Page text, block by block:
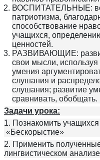
ВОСПИТАТЕЛЬНЫЕ:
патриотизма,
способствование
учащихся,
ценностей.
РАЗВИВАЮЩИЕ:
свои мысли,
умения
слушания и
слушания; развитие
сравнивать, обобщать.
Задачи урока:
1. Познакомить
«Бескорыстие»
2. Применить
лингвистическом анализе